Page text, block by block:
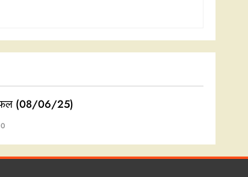
(08/06/25)
0